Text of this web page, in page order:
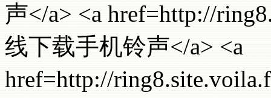
声</a> <a href=http://
线下载手机铃声</a> <a
href=http://